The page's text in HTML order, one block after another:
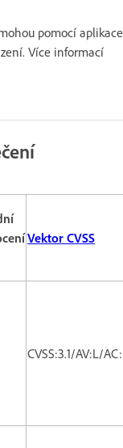
pomocí aplikace
Více informací
Vektor CVSS
CVSS:3.1/AV:L/